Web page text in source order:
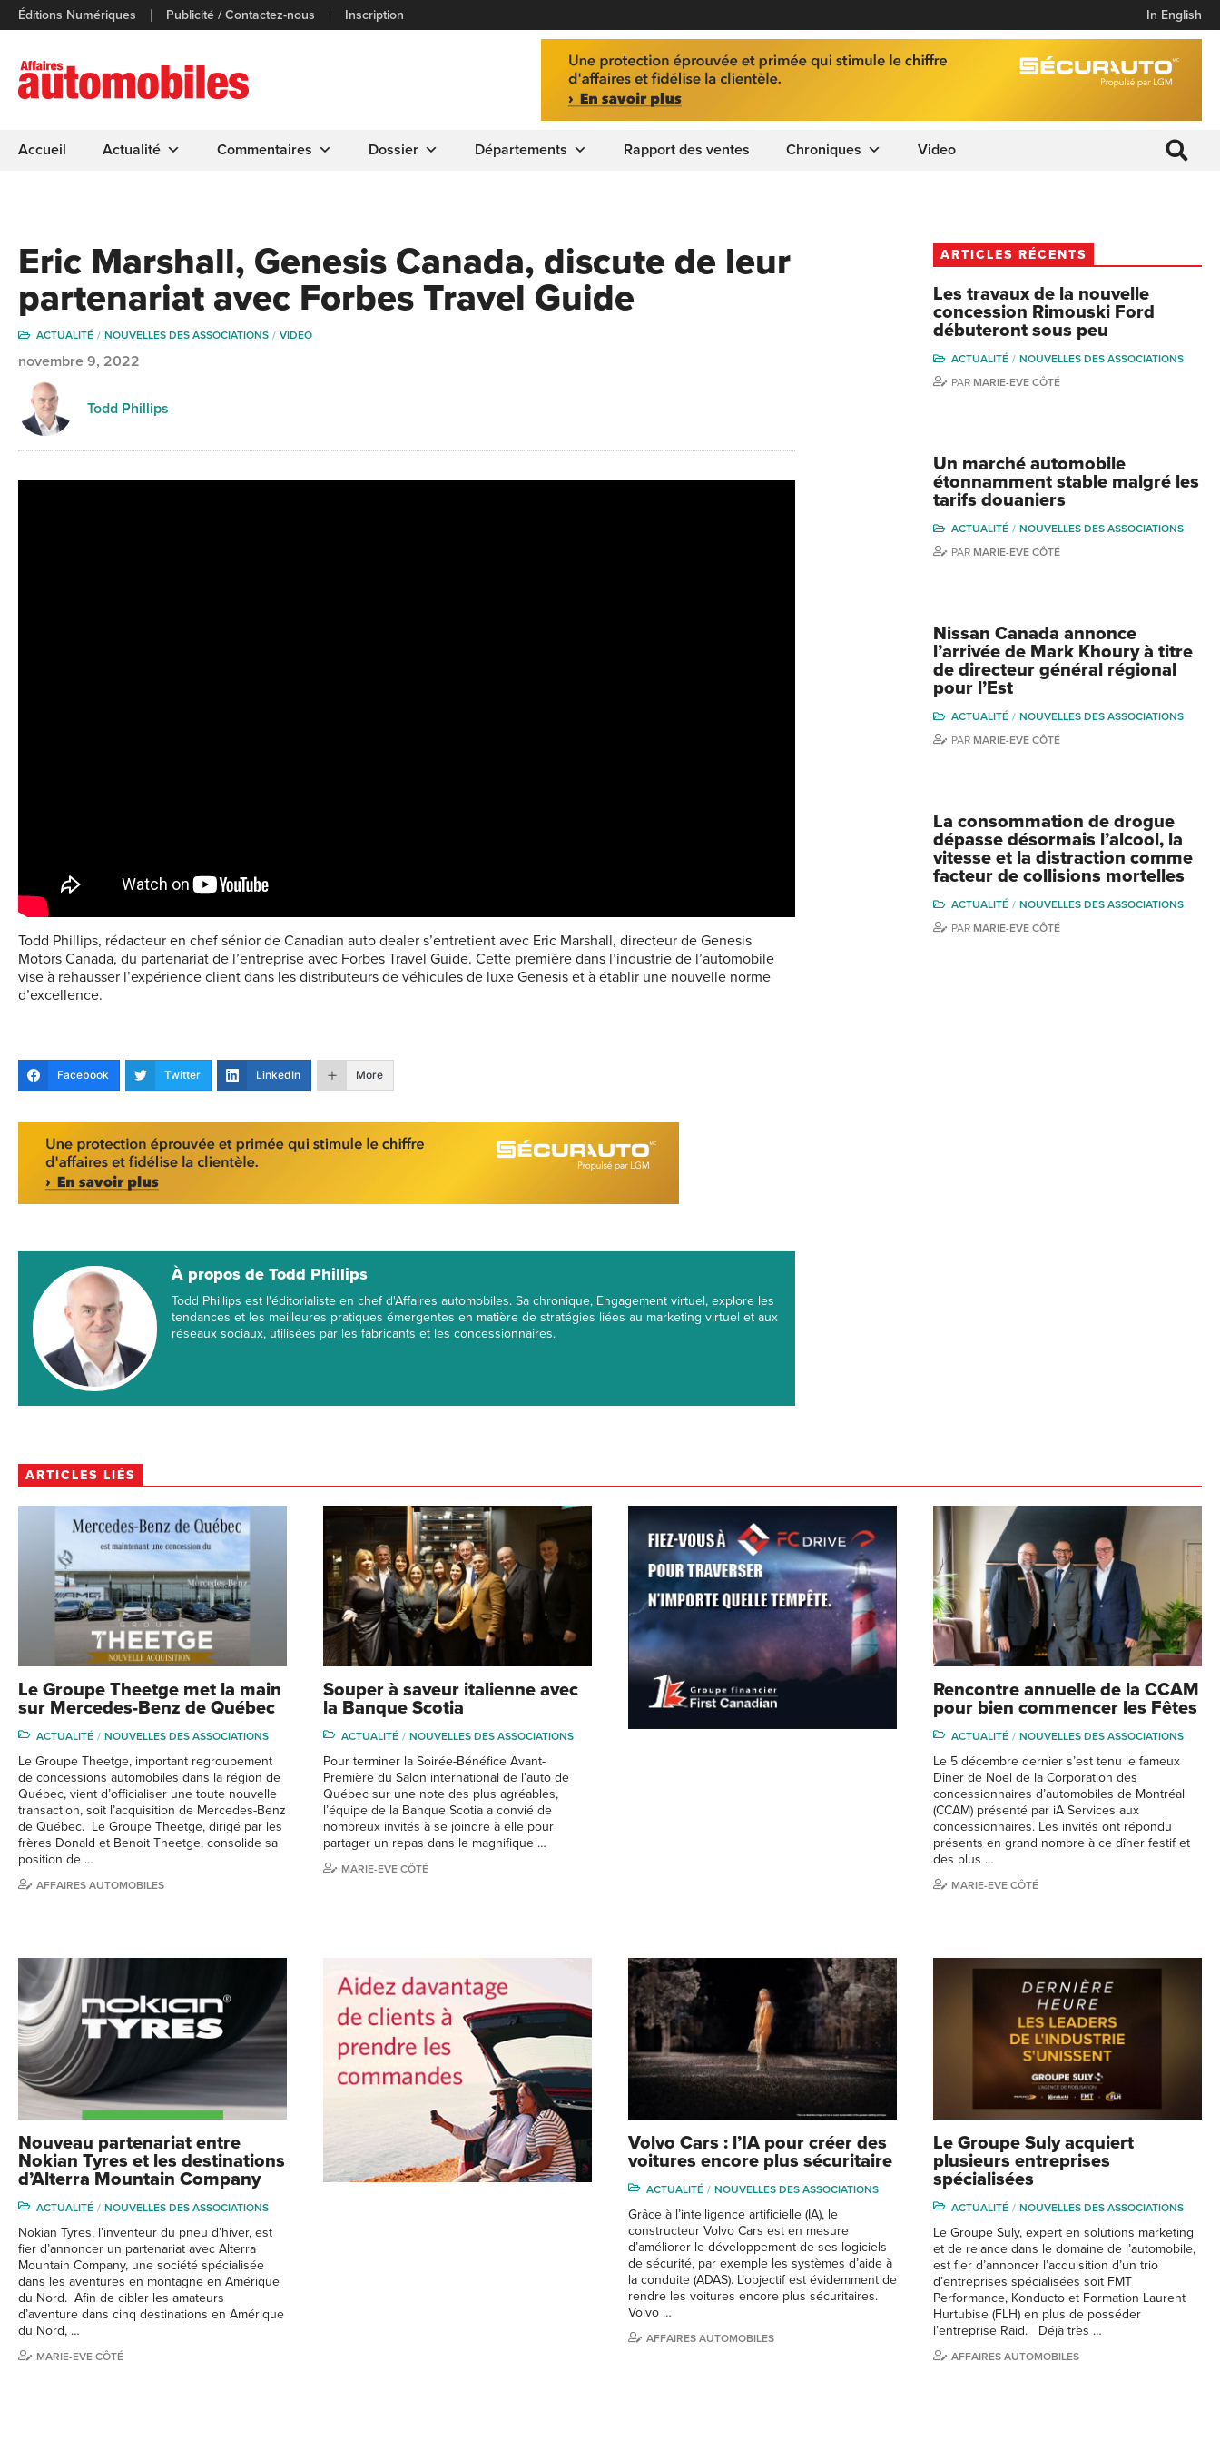
Éditions Numériques Publicité / Contactez-nous Inscription In English
Accueil Actualité Commentaires Dossier Départements Rapport des ventes Chroniques Video
Eric Marshall, Genesis Canada, discute de leur
partenariat avec Forbes Travel Guide
ACTUALITÉ NOUVELLES DES ASSOCIATIONS VIDEO
novembre 9, 2022
Todd Phillips
Todd Phillips, rédacteur en chef sénior de Canadian auto dealer s’entretient avec Eric Marshall, directeur de Genesis
Motors Canada, du partenariat de l’entreprise avec Forbes Travel Guide. Cette première dans l’industrie de l’automobile
vise à rehausser l’expérience client dans les distributeurs de véhicules de luxe Genesis et à établir une nouvelle norme
d’excellence.
Facebook Twitter LinkedIn More
À propos de Todd Phillips
Todd Phillips est l'éditorialiste en chef d'Affaires automobiles. Sa chronique, Engagement virtuel, explore les
tendances et les meilleures pratiques émergentes en matière de stratégies liées au marketing virtuel et aux
réseaux sociaux, utilisées par les fabricants et les concessionnaires.
ARTICLES RÉCENTS
Les travaux de la nouvelle
concession Rimouski Ford
débuteront sous peu
ACTUALITÉ
NOUVELLES DES ASSOCIATIONS
PAR MARIE-EVE CÔTÉ
Un marché automobile
étonnamment stable malgré les
tarifs douaniers
ACTUALITÉ
NOUVELLES DES ASSOCIATIONS
PAR MARIE-EVE CÔTÉ
Nissan Canada annonce
l’arrivée de Mark Khoury à titre
de directeur général régional
pour l’Est
ACTUALITÉ
NOUVELLES DES ASSOCIATIONS
PAR MARIE-EVE CÔTÉ
La consommation de drogue
dépasse désormais l’alcool, la
vitesse et la distraction comme
facteur de collisions mortelles
ACTUALITÉ
NOUVELLES DES ASSOCIATIONS
PAR MARIE-EVE CÔTÉ
ARTICLES LIÉS
Le Groupe Theetge met la main
sur Mercedes-Benz de Québec
ACTUALITÉ NOUVELLES DES ASSOCIATIONS
Le Groupe Theetge, important regroupement
de concessions automobiles dans la région de
Québec, vient d’officialiser une toute nouvelle
transaction, soit l’acquisition de Mercedes-Benz
de Québec. Le Groupe Theetge, dirigé par les
frères Donald et Benoit Theetge, consolide sa
position de …
AFFAIRES AUTOMOBILES
Souper à saveur italienne avec
la Banque Scotia
ACTUALITÉ NOUVELLES DES ASSOCIATIONS
Pour terminer la Soirée-Bénéfice Avant-
Première du Salon international de l’auto de
Québec sur une note des plus agréables,
l’équipe de la Banque Scotia a convié de
nombreux invités à se joindre à elle pour
partager un repas dans le magnifique …
MARIE-EVE CÔTÉ
Rencontre annuelle de la CCAM
pour bien commencer les Fêtes
ACTUALITÉ NOUVELLES DES ASSOCIATIONS
Le 5 décembre dernier s’est tenu le fameux
Dîner de Noël de la Corporation des
concessionnaires d’automobiles de Montréal
(CCAM) présenté par iA Services aux
concessionnaires. Les invités ont répondu
présents en grand nombre à ce dîner festif et
des plus …
MARIE-EVE CÔTÉ
Nouveau partenariat entre
Nokian Tyres et les destinations
d’Alterra Mountain Company
ACTUALITÉ NOUVELLES DES ASSOCIATIONS
Nokian Tyres, l’inventeur du pneu d’hiver, est
fier d’annoncer un partenariat avec Alterra
Mountain Company, une société spécialisée
dans les aventures en montagne en Amérique
du Nord. Afin de cibler les amateurs
d’aventure dans cinq destinations en Amérique
du Nord, …
MARIE-EVE CÔTÉ
Volvo Cars : l’IA pour créer des
voitures encore plus sécuritaire
ACTUALITÉ NOUVELLES DES ASSOCIATIONS
Grâce à l’intelligence artificielle (IA), le
constructeur Volvo Cars est en mesure
d’améliorer le développement de ses logiciels
de sécurité, par exemple les systèmes d’aide à
la conduite (ADAS). L’objectif est évidemment de
rendre les voitures encore plus sécuritaires.
Volvo …
AFFAIRES AUTOMOBILES
Le Groupe Suly acquiert
plusieurs entreprises
spécialisées
ACTUALITÉ NOUVELLES DES ASSOCIATIONS
Le Groupe Suly, expert en solutions marketing
et de relance dans le domaine de l’automobile,
est fier d’annoncer l’acquisition d’un trio
d’entreprises spécialisées soit FMT
Performance, Konducto et Formation Laurent
Hurtubise (FLH) en plus de posséder
l’entreprise Raid. Déjà très …
AFFAIRES AUTOMOBILES